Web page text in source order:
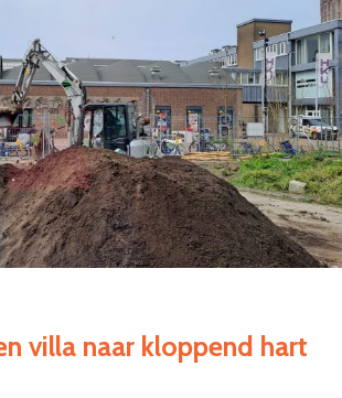
villa naar kloppend hart